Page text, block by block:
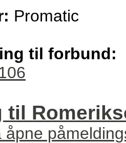
Promatic
til forbund:
til
åpne